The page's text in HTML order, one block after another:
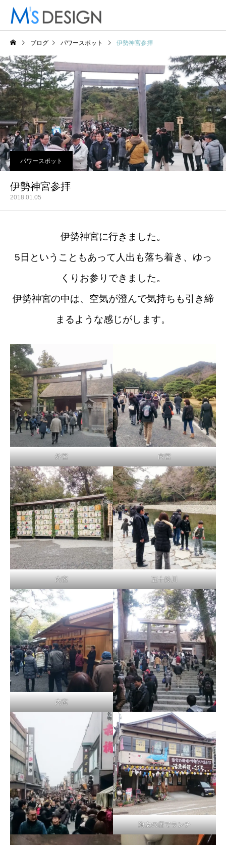
ブログ パワースポット 伊勢神宮参拝
パワースポット
伊勢神宮参拝
2018.01.05
伊勢神宮に行きました。
5日ということもあって人出も落ち着き、ゆっ
くりお参りできました。
伊勢神宮の中は、空気が澄んで気持ちも引き締
まるような感じがします。
外宮 内宮
内宮 五十鈴川
内宮
海女の店でランチ